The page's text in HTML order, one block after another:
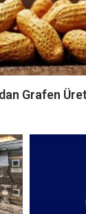
Grafen